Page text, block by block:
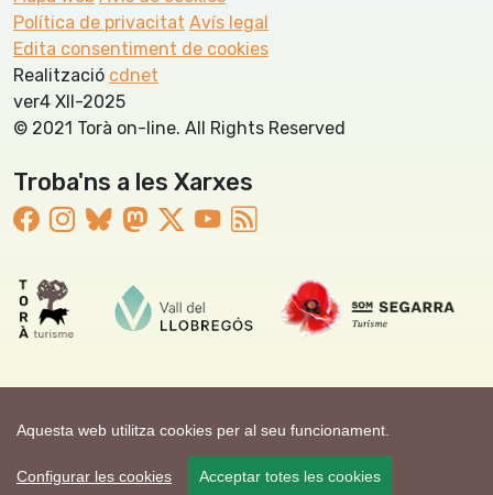
Aquesta web utilitza cookies per al seu funcionament.
Configurar les cookies Acceptar totes les cookies
Política de privacitat Avís legal
Edita consentiment de cookies
Realització cdnet
ver4 XII-2025
© 2021 Torà on-line. All Rights Reserved
Troba'ns a les Xarxes